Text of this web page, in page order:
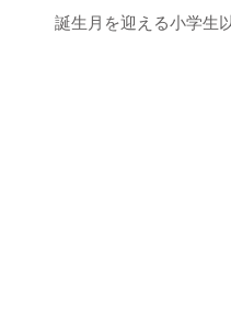
誕生月を迎える小学生